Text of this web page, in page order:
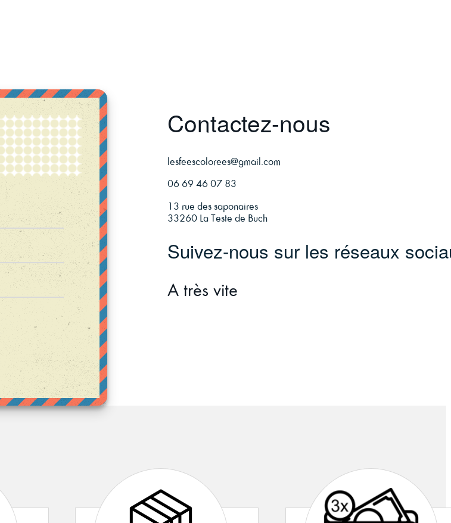
Contactez-nous
lesfeescolorees@gmail.com
06 69 46 07 83
13 rue des saponaires
33260 La Teste de Buch
Suivez-nous sur les réseaux
A très vite